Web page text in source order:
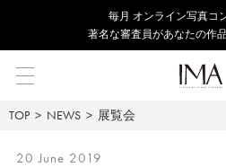
毎⽉ オンライン写真コ
著名な審査員があなたの作
TOP NEWS 展覧会
20 June 2019